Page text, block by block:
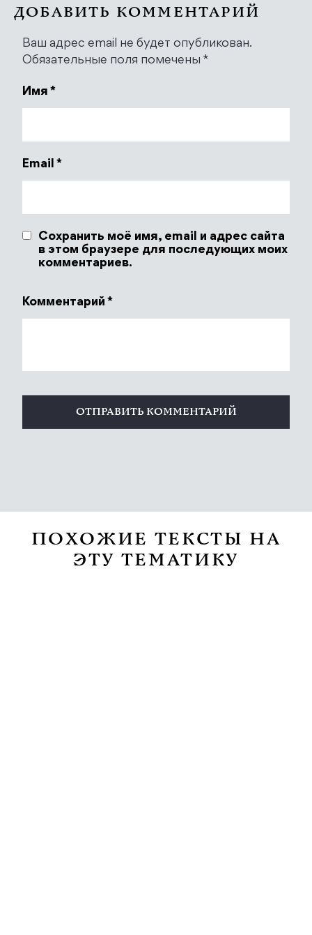
ДОБАВИТЬ КОММЕНТАРИЙ
Ваш адрес email не будет опубликован.
Обязательные поля помечены *
Имя *
Email *
Сохранить моё имя, email и адрес сайта
в этом браузере для последующих моих
комментариев.
Комментарий *
ПОХОЖИЕ ТЕКСТЫ НА
ЭТУ ТЕМАТИКУ